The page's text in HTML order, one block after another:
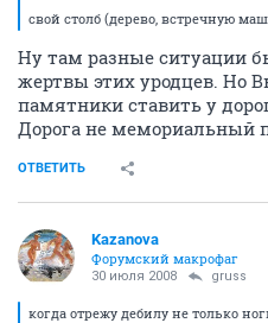
свой столб (дерево, встречную
Ну там разные ситуации
жертвы этих уродцев. Но
памятники ставить у
Дорога не мемориальный
ОТВЕТИТЬ
Kazanova
Форумский макрофаг
30 июля 2008 gruss
когда отрежу дебилу не только